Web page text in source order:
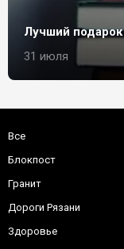
Лучший подарок
31 июля
Все
Блокпост
Гранит
Дороги Рязани
Здоровье